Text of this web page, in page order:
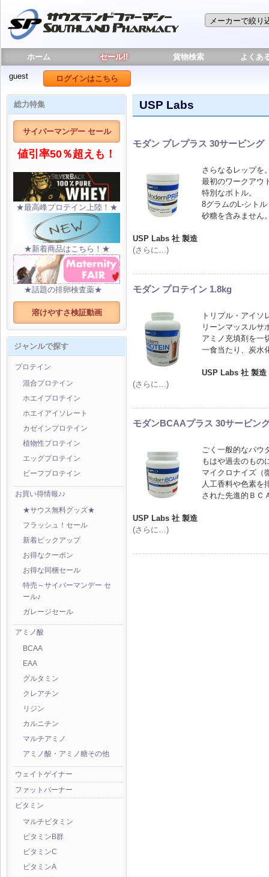
ホーム セール!! 貨物検索 よくあ
guest ログインはこちら
総力特集
サイバーマンデー セール
値引率50％超えも！
★最高峰プロテイン上陸！★
★新着商品はこちら！★
★話題の排卵検査薬★
溶けやすさ検証動画
ジャンルで探す
プロテイン
混合プロテイン
ホエイプロテイン
ホエイアイソレート
カゼインプロテイン
植物性プロテイン
エッグプロテイン
ビーフプロテイン
お買い得情報♪♪
★サウス無料グッズ★
フラッシュ！セール
新着ピックアップ
お得なクーポン
お得な同梱セール
特売～サイバーマンデー セ
ール♪
ガレージセール
アミノ酸
BCAA
EAA
グルタミン
クレアチン
リジン
カルニチン
マルチアミノ
アミノ酸・アミノ糖その他
ウェイトゲイナー
ファットバーナー
ビタミン
マルチビタミン
ビタミンB群
ビタミンC
ビタミンA
USP Labs
モダン プレプラス 30サービング
さらなるレップを
最初のワークアウ
特別なボトル。
8グラムのL-シト
砂糖を含みません
USP Labs 社 製造
(さらに…)
モダン プロテイン 1.8kg
トリプル・アイソ
リーンマッスルサ
アミノ充填剤を一
一食当たり、炭水
USP Labs 社 製造
(さらに…)
モダンBCAAプラス 30サービン
ごく一般的なパウ
もはや過去のも
マイクロナイズ（
人工香料や色素を
された先進的ＢＣ
USP Labs 社 製造
(さらに…)